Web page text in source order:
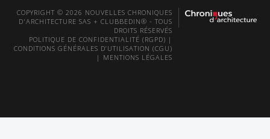
COPYRIGHT © 2026 NOUVELLES CHRONIQUES
D'ARCHITECTURE SAS + CLUBBEDIN® - TOUS
DROITS RÉSERVÉS
POLITIQUE DE CONFIDENTIALITÉ (RGPD) |
CONDITIONS GÉNÉRALES D’UTILISATION (CGU)
| MENTIONS LÉGALES